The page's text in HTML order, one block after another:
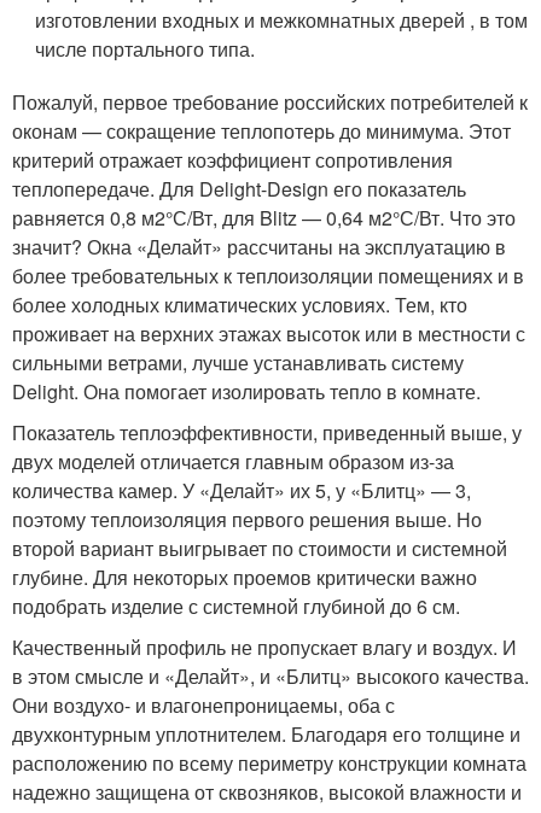
изготовлении входных и межкомнатных дверей , в том
числе портального типа.
Пожалуй, первое требование российских потребителей к
оконам — сокращение теплопотерь до минимума. Этот
критерий отражает коэффициент сопротивления
теплопередаче. Для Delight-Design его показатель
равняется 0,8 м2°С/Вт, для Blitz — 0,64 м2°С/Вт. Что это
значит? Окна «Делайт» рассчитаны на эксплуатацию в
более требовательных к теплоизоляции помещениях и в
более холодных климатических условиях. Тем, кто
проживает на верхних этажах высоток или в местности с
сильными ветрами, лучше устанавливать систему
Delight. Она помогает изолировать тепло в комнате.
Показатель теплоэффективности, приведенный выше, у
двух моделей отличается главным образом из-за
количества камер. У «Делайт» их 5, у «Блитц» — 3,
поэтому теплоизоляция первого решения выше. Но
второй вариант выигрывает по стоимости и системной
глубине. Для некоторых проемов критически важно
подобрать изделие с системной глубиной до 6 см.
Качественный профиль не пропускает влагу и воздух. И
в этом смысле и «Делайт», и «Блитц» высокого качества.
Они воздухо- и влагонепроницаемы, оба с
двухконтурным уплотнителем. Благодаря его толщине и
расположению по всему периметру конструкции комната
надежно защищена от сквозняков, высокой влажности и